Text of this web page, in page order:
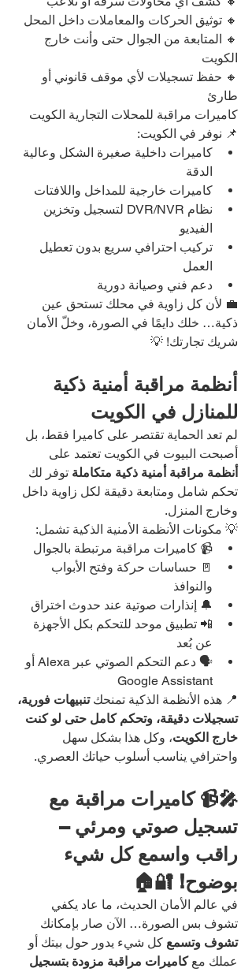
🔸 توثيق الحركات والمعاملات داخل المحل
🔸 المتابعة من الجوال حتى وأنت خارج
الكويت
🔸 حفظ تسجيلات لأي موقف قانوني أو
طارئ
كاميرات مراقبة للمحلات التجارية الكويت
📌 نوفر في الكويت:
كاميرات داخلية صغيرة الشكل وعالية
الدقة
كاميرات خارجية للمداخل واللافتات
نظام DVR/NVR لتسجيل وتخزين
الفيديو
تركيب احترافي سريع بدون تعطيل
العمل
دعم فني وصيانة دورية
💼 لأن كل زاوية في محلك تستحق عين
ذكية… خلك دايمًا في الصورة، وخلّ الأمان
شريك تجارتك! 💡
أنظمة مراقبة أمنية ذكية
للمنازل في الكويت
لم تعد الحماية تقتصر على كاميرا فقط، بل
أصبحت البيوت في الكويت تعتمد على
أنظمة مراقبة أمنية ذكية متكاملة توفر لك
تحكم شامل ومتابعة دقيقة لكل زاوية داخل
وخارج المنزل.
💡 مكونات الأنظمة الأمنية الذكية تشمل:
📹 كاميرات مراقبة مرتبطة بالجوال
🚪 حساسات حركة وفتح الأبواب
والنوافذ
🔔 إنذارات صوتية عند حدوث اختراق
📲 تطبيق موحد للتحكم بكل الأجهزة
عن بُعد
🗣️ دعم التحكم الصوتي عبر Alexa أو
Google Assistant
📍 هذه الأنظمة الذكية تمنحك تنبيهات فورية،
تسجيلات دقيقة، وتحكم كامل حتى لو كنت
خارج الكويت، وكل هذا بشكل سهل
واحترافي يناسب أسلوب حياتك العصري.
🎤📹 كاميرات مراقبة مع
تسجيل صوتي ومرئي –
راقب واسمع كل شيء
بوضوح! 🔐🏠
في عالم الأمان الحديث، ما عاد يكفي
تشوف بس الصورة… الآن صار بإمكانك
تشوف وتسمع كل شيء يدور حول بيتك أو
عملك مع كاميرات مراقبة مزودة بتسجيل